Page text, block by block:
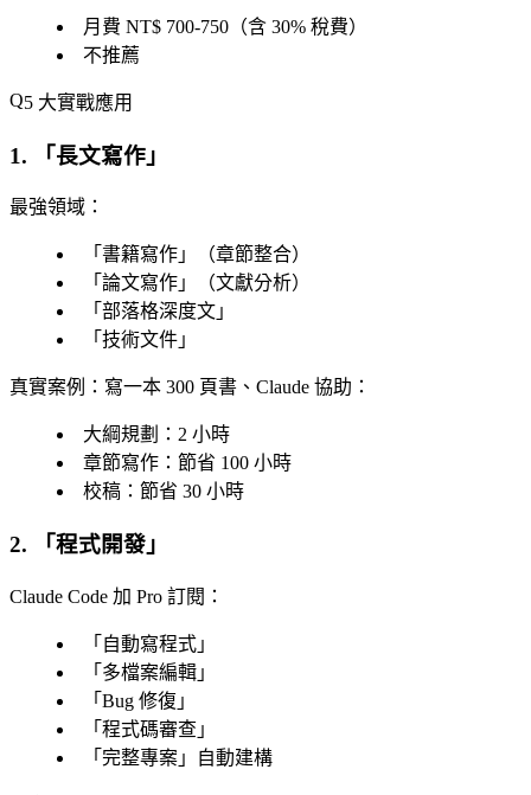
月費 NT$ 700-750（含 30% 稅費）
不推薦
5 大實戰應用
1. 「長文寫作 」
最強領域 ：
「 書籍寫作 」（章節整合）
「 論文寫作 」（文獻分析）
「 部落格深度文 」
「 技術文件 」
真實案例 ：寫一本 300 頁書、Claude 協助：
大綱規劃：2 小時
章節寫作：節省 100 小時
校稿：節省 30 小時
2. 「程式開發 」
Claude Code 加 Pro 訂閱 ：
「 自動寫程式 」
「 多檔案編輯 」
「 Bug 修復 」
「 程式碼審查 」
「 完整專案 」自動建構